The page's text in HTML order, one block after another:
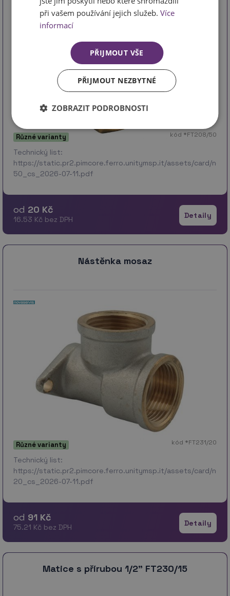
kód *FT208/50
Různé varianty
Technický list:
https://static.pr2.pimcore.ferro.unitymsp.it/assets/card/
50_cs_2026-07-11.pdf
Detaily
od 20 Kč
16.53 Kč bez DPH
Nástěnka mosaz
kód *FT231/20
Různé varianty
Technický list:
https://static.pr2.pimcore.ferro.unitymsp.it/assets/card/
20_cs_2026-07-11.pdf
Detaily
od 91 Kč
75.21 Kč bez DPH
Matice s přírubou 1/2" FT230/15
při vašem používání jejich služeb.Více
informací
PŘIJMOUT VŠE
PŘIJMOUT NEZBYTNÉ
ZOBRAZIT PODROBNOSTI